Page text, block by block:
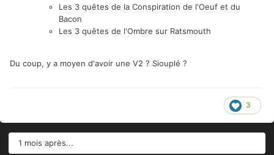
Les 3 quêtes de la Conspiration de l'Oeuf et du
Bacon
Les 3 quêtes de l'Ombre sur Ratsmouth
Du coup, y a moyen d'avoir une V2 ? Siouplé ?
3
1 mois après...